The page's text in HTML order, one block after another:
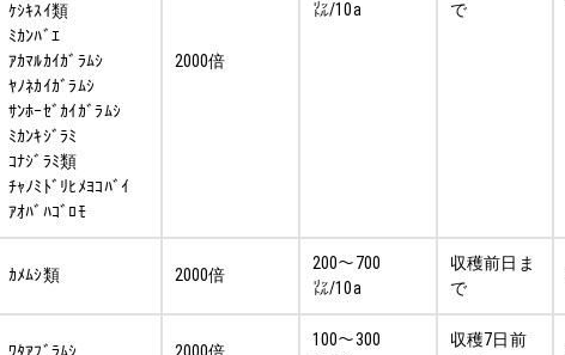
㍑/10a
で
ｹｼｷｽｲ類
ﾐｶﾝﾊﾞｴ
ｱｶﾏﾙｶｲｶﾞﾗﾑｼ
ﾔﾉﾈｶｲｶﾞﾗﾑｼ
ｻﾝﾎｰｾﾞｶｲｶﾞﾗﾑｼ
ﾐｶﾝｷｼﾞﾗﾐ
ｺﾅｼﾞﾗﾐ類
ﾁｬﾉﾐﾄﾞﾘﾋﾒﾖｺﾊﾞｲ
ｱｵﾊﾞﾊｺﾞﾛﾓ
2000倍
ｶﾒﾑｼ類 2000倍
200～700
㍑/10a
収穫前日ま
で
100～300
収穫7日前